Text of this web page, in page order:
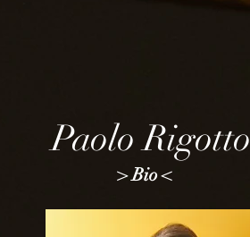
> Bio <
Paolo Rigotto